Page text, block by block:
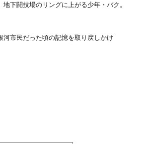
下闘技場のリングに上がる少年・バク。
市民だった頃の記憶を取り戻しかけ